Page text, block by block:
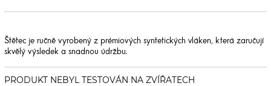
Štětec je ručně vyrobený z prémiových syntetických vláken, která zaručují
skvělý výsledek a snadnou údržbu.